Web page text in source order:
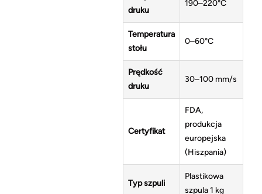
druku
190–220°C
Temperatura
stołu
0–60°C
Prędkość
druku
30–100 mm/s
Certyfikat
FDA,
produkcja
europejska
(Hiszpania)
Typ szpuli
Plastikowa
szpula 1 kg